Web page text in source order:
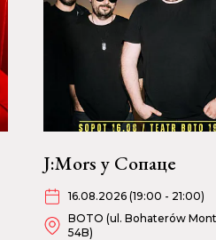
J:Mors у Сопаце
16.08.2026 (19:00 - 21:00)
BOTO (ul. Bohaterów
54B)